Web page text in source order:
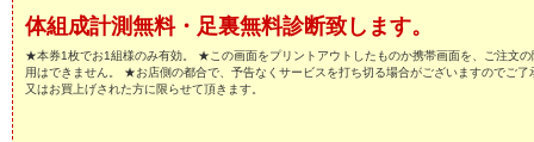
体組成計測無料・足裏無料診断致します。
★本券1枚でお1組様のみ有効。 ★この画面をプリントアウトしたものか携帯画面を、ご注文
用はできません。 ★お店側の都合で、予告なくサービスを打ち切る場合がございますのでご
又はお買上げされた方に限らせて頂きます。